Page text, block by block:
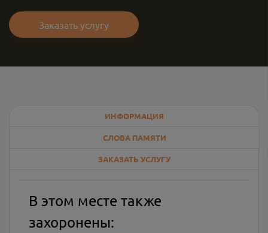
Заказать услугу
ИНФОРМАЦИЯ
СЛОВА ПАМЯТИ
ЗАКАЗАТЬ УСЛУГУ
В этом месте также
захоронены: